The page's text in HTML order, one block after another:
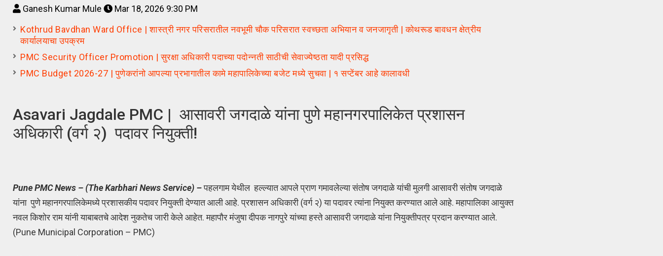
Ganesh Kumar Mule
Mar 18, 2026 9:30 PM
Kothrud Bavdhan Ward Office | शास्त्री नगर परिसरातील नवभूमी चौक परिसरात स्वच्छता अभियान व जनजागृती | कोथरूड बावधन क्षेत्रीय
कार्यालयाचा उपक्रम
PMC Security Officer Promotion | सुरक्षा अधिकारी पदाच्या पदोन्नती साठीची सेवाज्येष्ठता यादी प्रसिद्ध
PMC Budget 2026-27 | पुणेकरांनो आपल्या प्रभागातील कामे महापालिकेच्या बजेट मध्ये सुचवा | १ सप्टेंबर आहे कालावधी
Asavari Jagdale PMC | आसावरी जगदाळे यांना पुणे महानगरपालिकेत प्रशासन
अधिकारी (वर्ग २) पदावर नियुक्ती!
Pune PMC News – (The Karbhari News Service) –पहलगाम येथील हल्ल्यात आपले प्राण गमावलेल्या संतोष जगदाळे यांची मुलगी आसावरी संतोष जगदाळे
यांना पुणे महानगरपालिकेमध्ये प्रशासकीय पदावर नियुक्ती देण्यात आली आहे. प्रशासन अधिकारी (वर्ग २) या पदावर त्यांना नियुक्त करण्यात आले आहे. महापालिका आयुक्त
नवल किशोर राम यांनी याबाबतचे आदेश नुकतेच जारी केले आहेत. महापौर मंजुषा दीपक नागपुरे यांच्या हस्ते आसावरी जगदाळे यांना नियुक्तीपत्र प्रदान करण्यात आले.
(Pune Municipal Corporation – PMC)